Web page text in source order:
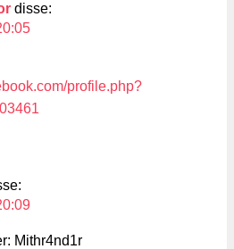
disse:
profile.php?
Mithr4nd1r